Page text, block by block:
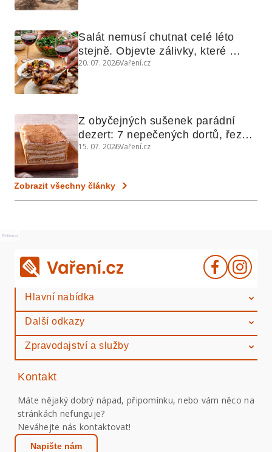
Salát nemusí chutnat celé léto
stejně. Objevte zálivky, které
využijete i na maso, nudle nebo
20. 07. 2026Vaření.cz
Z obyčejných sušenek parádní
dezert: 7 nepečených dortů, řezů
a koláčů
15. 07. 2026Vaření.cz
Zobrazit všechny články
Reklama
Hlavní nabídka
Další odkazy
Zpravodajství a služby
Kontakt
Máte nějaký dobrý nápad, připomínku, nebo vám něco na
stránkách nefunguje?
Neváhejte nás kontaktovat!
Napište nám